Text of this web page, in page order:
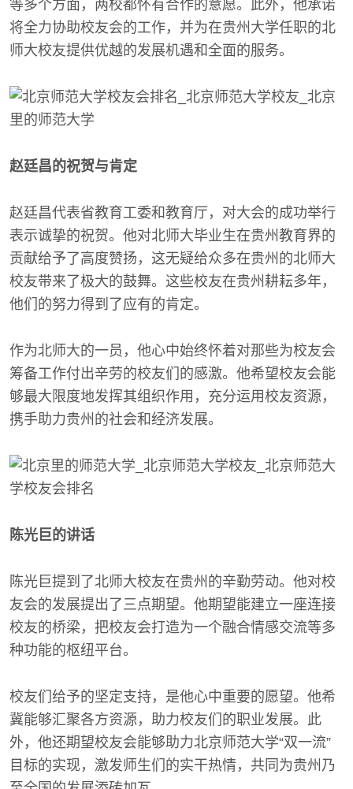
等多个方面，两校都怀有合作的意愿。此外，他承诺
将全力协助校友会的工作，并为在贵州大学任职的北
师大校友提供优越的发展机遇和全面的服务。
赵廷昌的祝贺与肯定
赵廷昌代表省教育工委和教育厅，对大会的成功举行
表示诚挚的祝贺。他对北师大毕业生在贵州教育界的
贡献给予了高度赞扬，这无疑给众多在贵州的北师大
校友带来了极大的鼓舞。这些校友在贵州耕耘多年，
他们的努力得到了应有的肯定。
作为北师大的一员，他心中始终怀着对那些为校友会
筹备工作付出辛劳的校友们的感激。他希望校友会能
够最大限度地发挥其组织作用，充分运用校友资源，
携手助力贵州的社会和经济发展。
陈光巨的讲话
陈光巨提到了北师大校友在贵州的辛勤劳动。他对校
友会的发展提出了三点期望。他期望能建立一座连接
校友的桥梁，把校友会打造为一个融合情感交流等多
种功能的枢纽平台。
校友们给予的坚定支持，是他心中重要的愿望。他希
冀能够汇聚各方资源，助力校友们的职业发展。此
外，他还期望校友会能够助力北京师范大学“双一流”
目标的实现，激发师生们的实干热情，共同为贵州乃